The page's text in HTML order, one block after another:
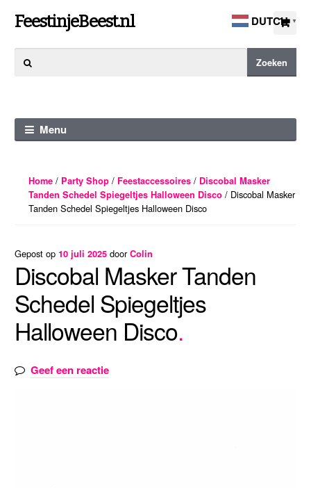
Ga
naar
navigatie
Ga
naar
de
FeestinjeBeest.nl
naar:
Zoeken
Menu
Home/ Party Shop/ Feestaccessoires/ Discobal Masker
Tanden Schedel Spiegeltjes Halloween Disco/ Discobal Masker
Tanden Schedel Spiegeltjes Halloween Disco
Gepost op 10 juli 2025doorColin
Discobal Masker Tanden
Schedel Spiegeltjes
Halloween Disco
Geef een reactie
DUTCH ▼